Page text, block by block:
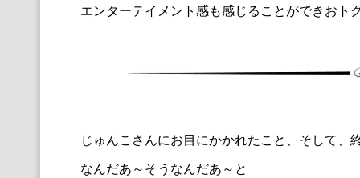
エンターテイメント感も感じることができおト
じゅんこさんにお目にかかれたこと、そして、
なんだあ～そうなんだあ～と